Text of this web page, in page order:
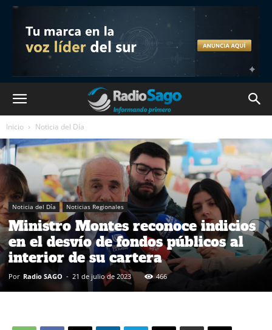
Inicio Noticia del Día
Noticia del Día Noticias Regionales
Ministro Montes reconoce indicios
en el desvío de fondos públicos al
interior de su cartera
Por Radio SAGO - 21 de julio de 2023 466